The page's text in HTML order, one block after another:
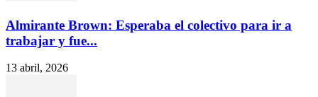
Almirante Brown: Esperaba el colectivo para ir a
trabajar y fue...
13 abril, 2026